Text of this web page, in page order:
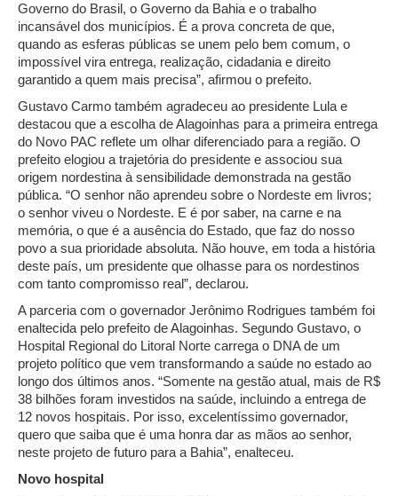
Governo do Brasil, o Governo da Bahia e o trabalho
incansável dos municípios. É a prova concreta de que,
quando as esferas públicas se unem pelo bem comum, o
impossível vira entrega, realização, cidadania e direito
garantido a quem mais precisa”, afirmou o prefeito.
Gustavo Carmo também agradeceu ao presidente Lula e
destacou que a escolha de Alagoinhas para a primeira entrega
do Novo PAC reflete um olhar diferenciado para a região. O
prefeito elogiou a trajetória do presidente e associou sua
origem nordestina à sensibilidade demonstrada na gestão
pública. “O senhor não aprendeu sobre o Nordeste em livros;
o senhor viveu o Nordeste. E é por saber, na carne e na
memória, o que é a ausência do Estado, que faz do nosso
povo a sua prioridade absoluta. Não houve, em toda a história
deste país, um presidente que olhasse para os nordestinos
com tanto compromisso real”, declarou.
A parceria com o governador Jerônimo Rodrigues também foi
enaltecida pelo prefeito de Alagoinhas. Segundo Gustavo, o
Hospital Regional do Litoral Norte carrega o DNA de um
projeto político que vem transformando a saúde no estado ao
longo dos últimos anos. “Somente na gestão atual, mais de R$
38 bilhões foram investidos na saúde, incluindo a entrega de
12 novos hospitais. Por isso, excelentíssimo governador,
quero que saiba que é uma honra dar as mãos ao senhor,
neste projeto de futuro para a Bahia”, enalteceu.
Novo hospital